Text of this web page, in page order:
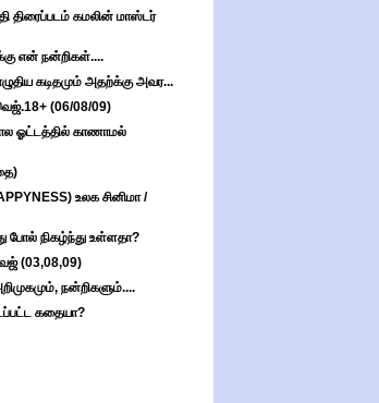
திரைப்படம் கமலின் மாஸ்டர்
என் நன்றிகள்....
கடிதமும் அதற்க்கு அவர...
(06/08/09)
ஓட்டத்தில் காணாமல்
உலக சினிமா /
போல் நிகழ்ந்து உள்ளதா?
(03,08,09)
நன்றிகளும்....
கதையா?